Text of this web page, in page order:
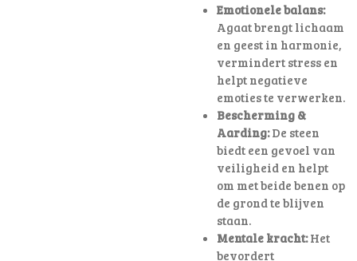
Emotionele balans:
Agaat brengt lichaam
en geest in harmonie,
vermindert stress en
helpt negatieve
emoties te verwerken.
Bescherming &
Aarding:De steen
biedt een gevoel van
veiligheid en helpt
om met beide benen op
de grond te blijven
staan.
Mentale kracht:Het
bevordert